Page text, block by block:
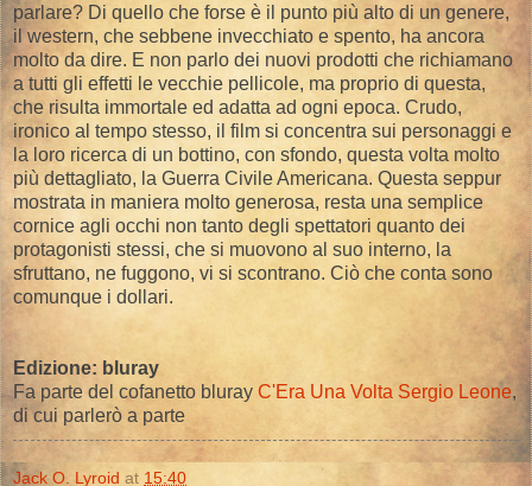
parlare? Di quello che forse è il punto più alto di un genere,
il western, che sebbene invecchiato e spento, ha ancora
molto da dire. E non parlo dei nuovi prodotti che richiamano
a tutti gli effetti le vecchie pellicole, ma proprio di questa,
che risulta immortale ed adatta ad ogni epoca. Crudo,
ironico al tempo stesso, il film si concentra sui personaggi e
la loro ricerca di un bottino, con sfondo, questa volta molto
più dettagliato, la Guerra Civile Americana. Questa seppur
mostrata in maniera molto generosa, resta una semplice
cornice agli occhi non tanto degli spettatori quanto dei
protagonisti stessi, che si muovono al suo interno, la
sfruttano, ne fuggono, vi si scontrano. Ciò che conta sono
comunque i dollari.
Edizione: bluray
Fa parte del cofanetto bluray C'Era Una Volta Sergio Leone,
di cui parlerò a parte
Jack O. Lyroid at 15:40